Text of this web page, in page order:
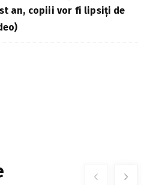
an, copiii vor fi lipsiți de